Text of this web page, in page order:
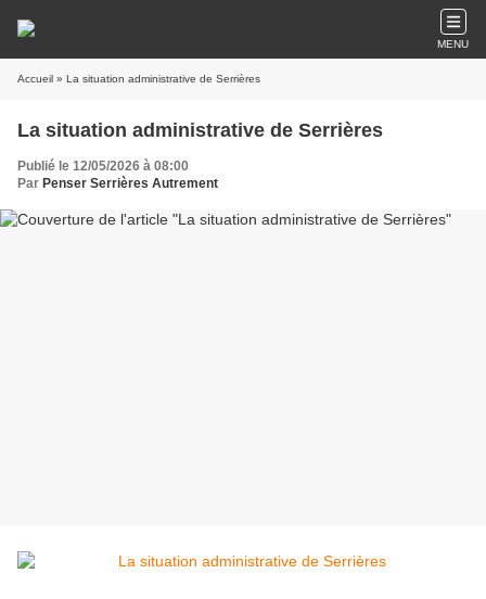
MENU
Accueil » La situation administrative de Serrières
La situation administrative de Serrières
Publié le 12/05/2026 à 08:00
Par Penser Serrières Autrement